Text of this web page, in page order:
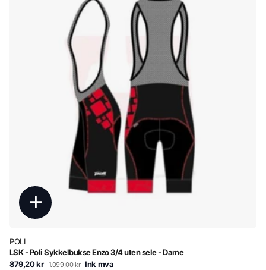
POLI
LSK - Poli Sykkelbukse Enzo 3/4 uten sele - Dame
879,20 kr 1.099,00 kr Ink mva